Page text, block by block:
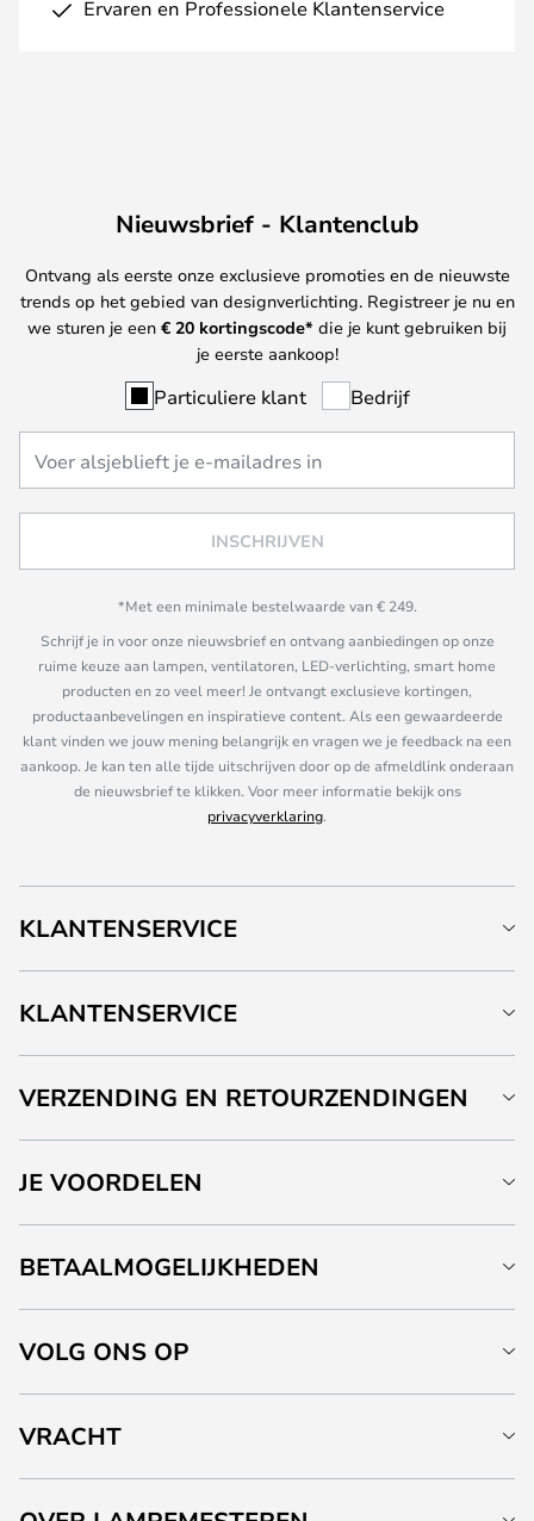
Ervaren en Professionele Klantenservice
Nieuwsbrief - Klantenclub
Ontvang als eerste onze exclusieve promoties en de nieuwste
trends op het gebied van designverlichting. Registreer je nu en
we sturen je een € 20 kortingscode* die je kunt gebruiken bij
je eerste aankoop!
Particuliere klant Bedrijf
INSCHRIJVEN
*Met een minimale bestelwaarde van € 249.
Schrijf je in voor onze nieuwsbrief en ontvang aanbiedingen op onze
ruime keuze aan lampen, ventilatoren, LED-verlichting, smart home
producten en zo veel meer! Je ontvangt exclusieve kortingen,
productaanbevelingen en inspiratieve content. Als een gewaardeerde
klant vinden we jouw mening belangrijk en vragen we je feedback na een
aankoop. Je kan ten alle tijde uitschrijven door op de afmeldlink onderaan
de nieuwsbrief te klikken. Voor meer informatie bekijk ons
privacyverklaring.
KLANTENSERVICE
KLANTENSERVICE
VERZENDING EN RETOURZENDINGEN
JE VOORDELEN
BETAALMOGELIJKHEDEN
VOLG ONS OP
VRACHT